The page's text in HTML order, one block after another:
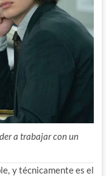
a trabajar con un
y técnicamente es el